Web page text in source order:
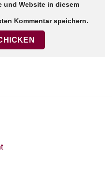
und Website in diesem
Kommentar speichern.